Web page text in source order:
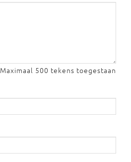
Maximaal 500 tekens toegestaan